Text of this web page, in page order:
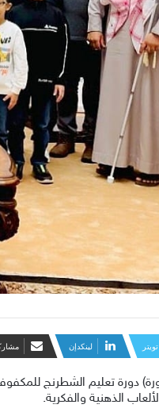
تويتر لينكدإن
دورة تعليم الشطرنج
الذهنية والفكرية.